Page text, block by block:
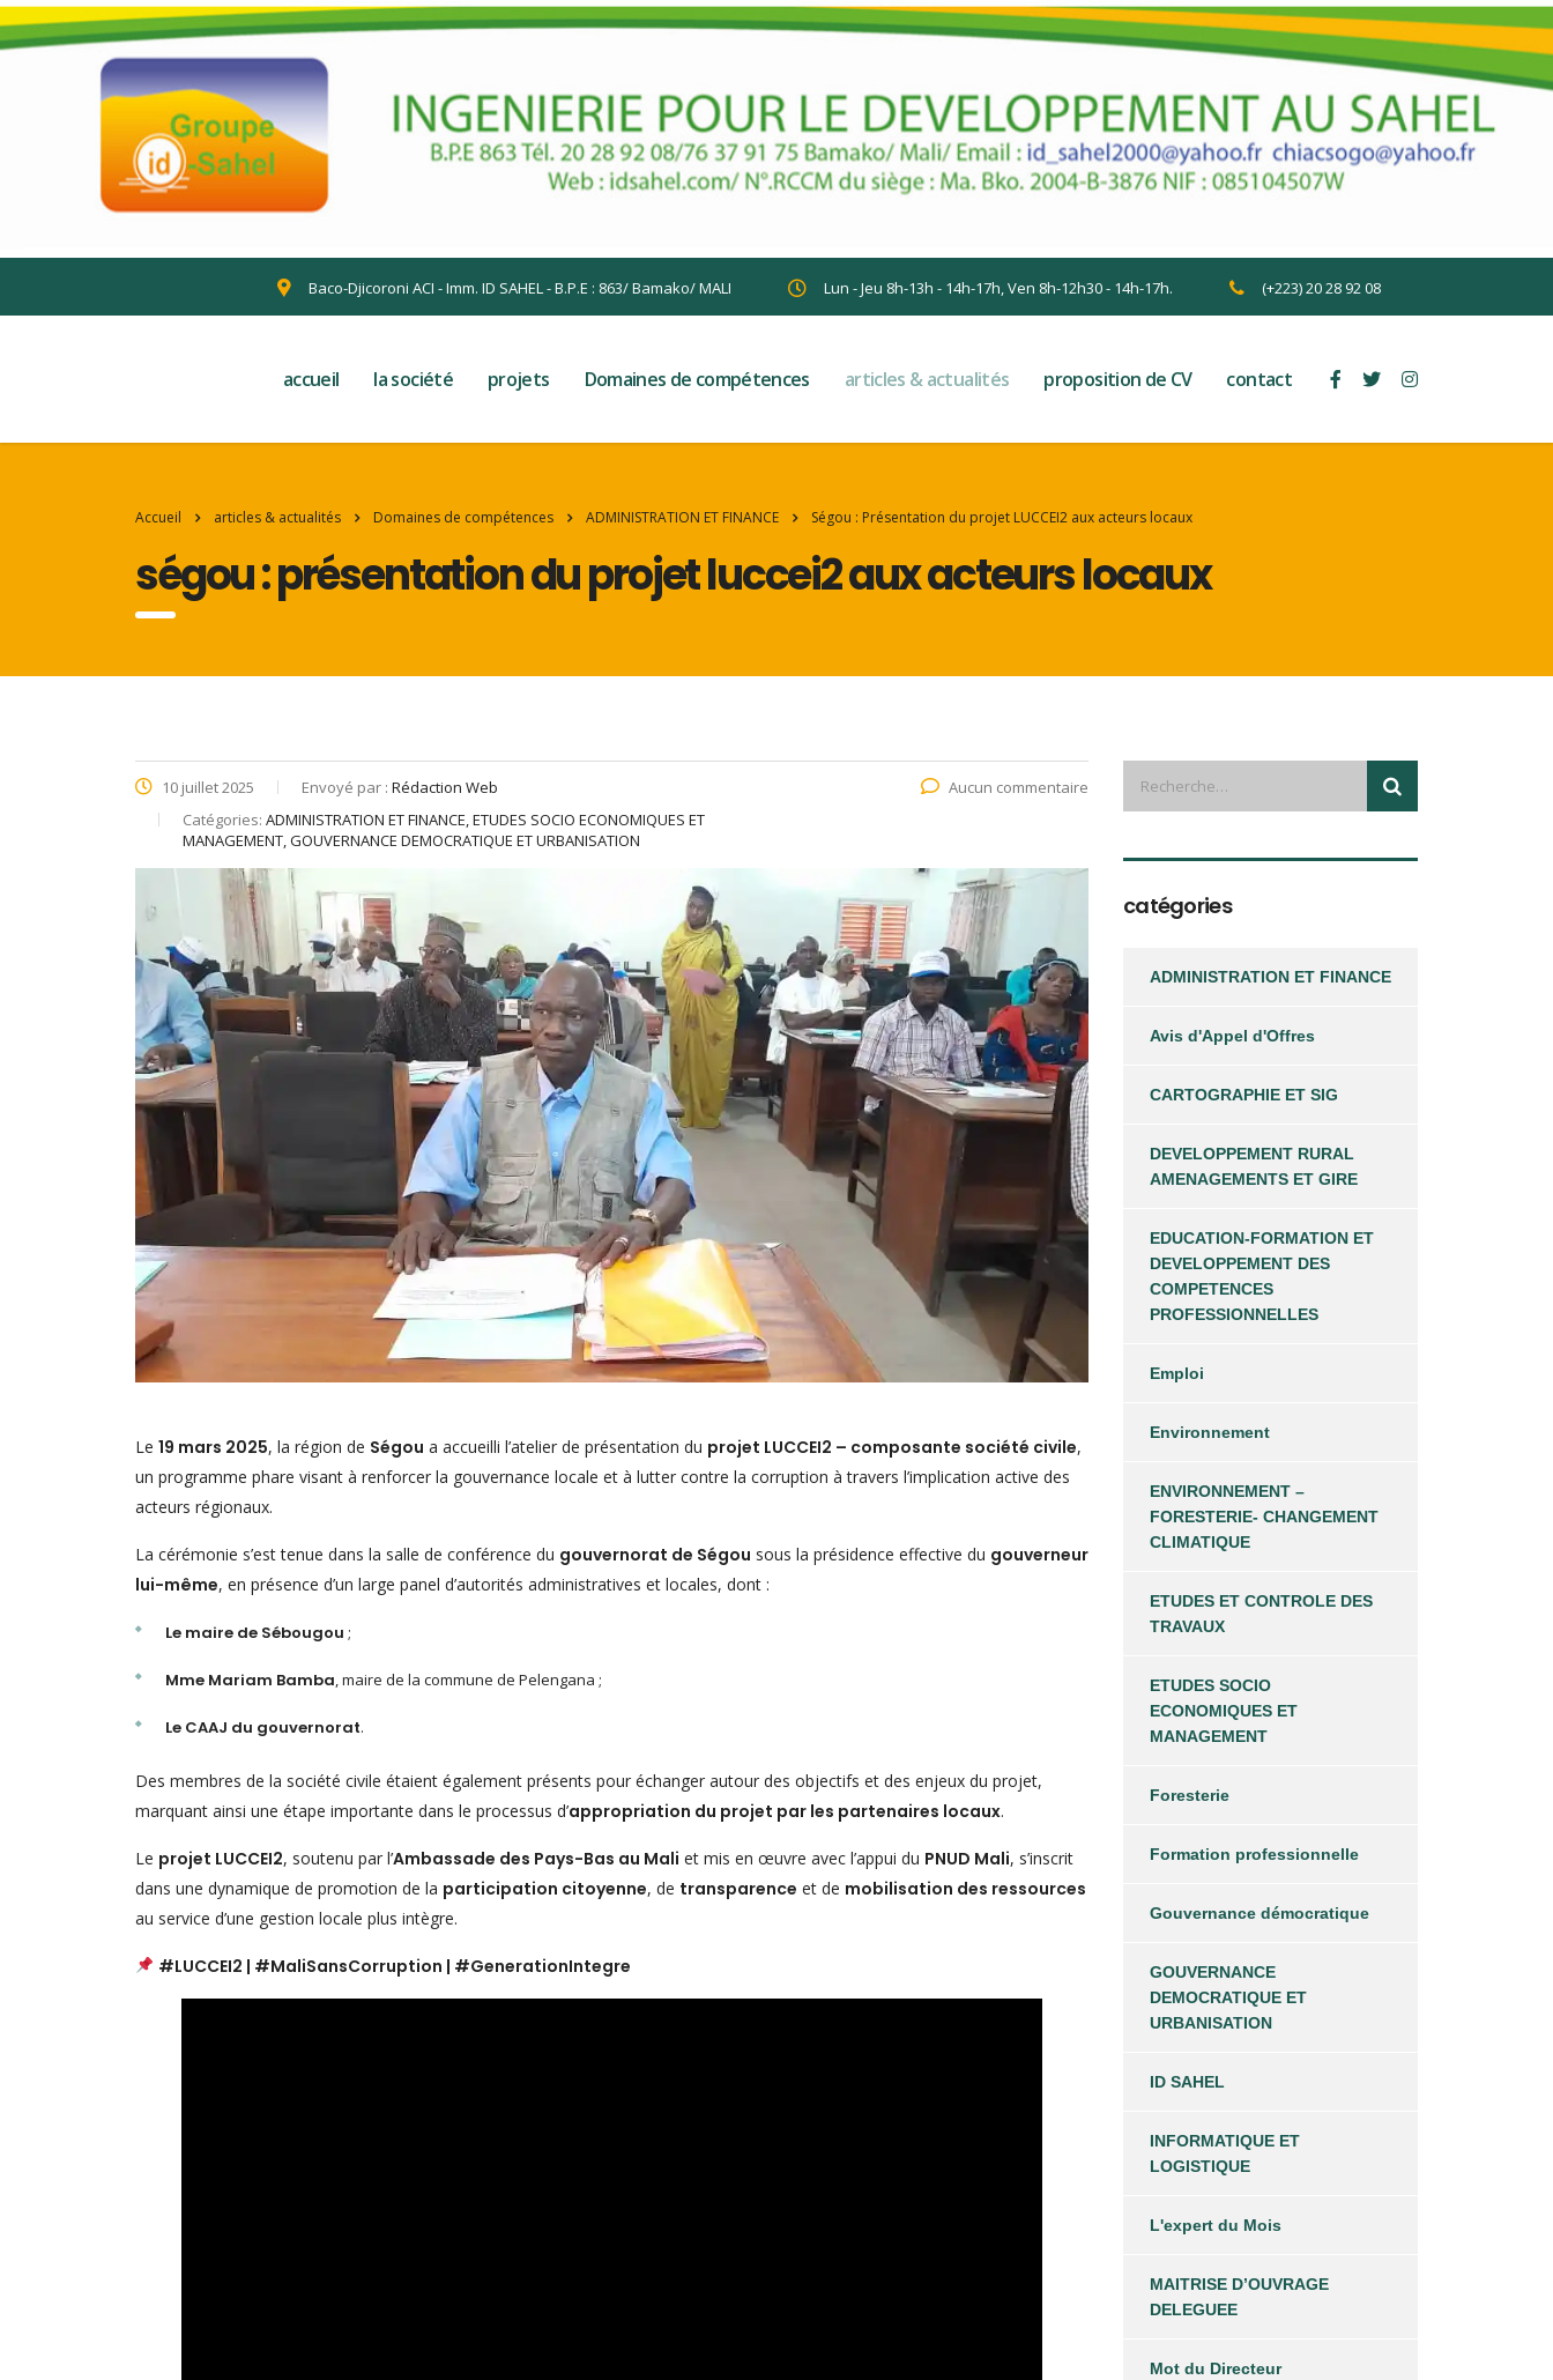
Baco-Djicoroni ACI - Imm. ID SAHEL - B.P.E : 863/ Bamako/ MALI Lun - Jeu 8h-13h - 14h-17h, Ven 8h-12h30 - 14h-17h. (+223) 20 28 92 08
accueil la société projets Domaines de compétences articles & actualités proposition de CV contact
Accueil articles & actualités Domaines de compétences ADMINISTRATION ET FINANCE Ségou : Présentation du projet LUCCEI2 aux acteurs locaux
ségou : présentation du projet luccei2 aux acteurs locaux
10 juillet 2025 Envoyé par : Rédaction Web
Catégories: ADMINISTRATION ET FINANCE, ETUDES SOCIO ECONOMIQUES ET
MANAGEMENT, GOUVERNANCE DEMOCRATIQUE ET URBANISATION
Aucun commentaire
Le 19 mars 2025, la région de Ségou a accueilli l’atelier de présentation du projet LUCCEI2 – composante société civile,
un programme phare visant à renforcer la gouvernance locale et à lutter contre la corruption à travers l’implication active des
acteurs régionaux.
La cérémonie s’est tenue dans la salle de conférence du gouvernorat de Ségou sous la présidence effective du gouverneur
lui-même, en présence d’un large panel d’autorités administratives et locales, dont :
Le maire de Sébougou ;
Mme Mariam Bamba, maire de la commune de Pelengana ;
Le CAAJ du gouvernorat.
Des membres de la société civile étaient également présents pour échanger autour des objectifs et des enjeux du projet,
marquant ainsi une étape importante dans le processus d’appropriation du projet par les partenaires locaux.
Le projet LUCCEI2, soutenu par l’Ambassade des Pays-Bas au Mali et mis en œuvre avec l’appui du PNUD Mali, s’inscrit
dans une dynamique de promotion de la participation citoyenne, de transparence et de mobilisation des ressources
au service d’une gestion locale plus intègre.
#LUCCEI2 | #MaliSansCorruption | #GenerationIntegre
catégories
ADMINISTRATION ET FINANCE
Avis d'Appel d'Offres
CARTOGRAPHIE ET SIG
DEVELOPPEMENT RURAL
AMENAGEMENTS ET GIRE
EDUCATION-FORMATION ET
DEVELOPPEMENT DES
COMPETENCES
PROFESSIONNELLES
Emploi
Environnement
ENVIRONNEMENT –
FORESTERIE- CHANGEMENT
CLIMATIQUE
ETUDES ET CONTROLE DES
TRAVAUX
ETUDES SOCIO
ECONOMIQUES ET
MANAGEMENT
Foresterie
Formation professionnelle
Gouvernance démocratique
GOUVERNANCE
DEMOCRATIQUE ET
URBANISATION
ID SAHEL
INFORMATIQUE ET
LOGISTIQUE
L'expert du Mois
MAITRISE D’OUVRAGE
DELEGUEE
Mot du Directeur